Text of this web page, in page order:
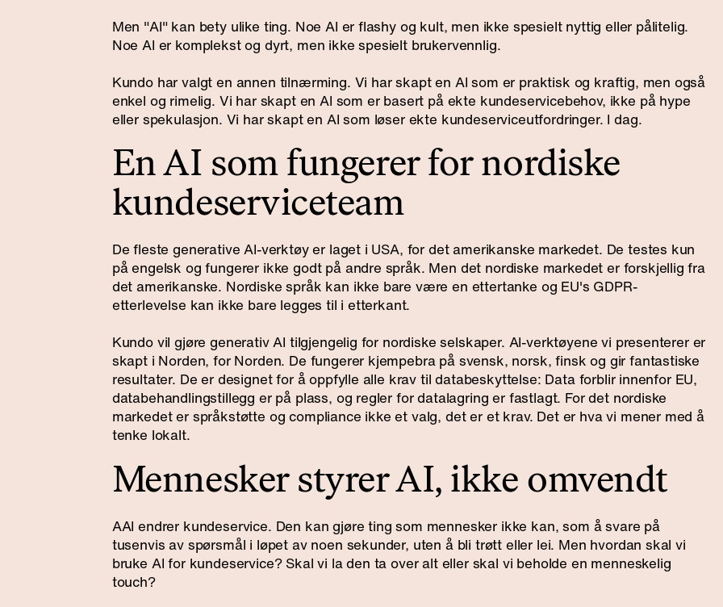
Men "AI" kan bety ulike ting. Noe AI er flashy og kult, men ikke spesielt nyttig eller pålitelig.
Noe AI er komplekst og dyrt, men ikke spesielt brukervennlig.
Kundo har valgt en annen tilnærming. Vi har skapt en AI som er praktisk og kraftig, men også
enkel og rimelig. Vi har skapt en AI som er basert på ekte kundeservicebehov, ikke på hype
eller spekulasjon. Vi har skapt en AI som løser ekte kundeserviceutfordringer. I dag.
En AI som fungerer for nordiske
kundeserviceteam
De fleste generative AI-verktøy er laget i USA, for det amerikanske markedet. De testes kun
på engelsk og fungerer ikke godt på andre språk. Men det nordiske markedet er forskjellig fra
det amerikanske. Nordiske språk kan ikke bare være en ettertanke og EU's GDPR-
etterlevelse kan ikke bare legges til i etterkant.
Kundo vil gjøre generativ AI tilgjengelig for nordiske selskaper. AI-verktøyene vi presenterer er
skapt i Norden, for Norden. De fungerer kjempebra på svensk, norsk, finsk og gir fantastiske
resultater. De er designet for å oppfylle alle krav til databeskyttelse: Data forblir innenfor EU,
databehandlingstillegg er på plass, og regler for datalagring er fastlagt. For det nordiske
markedet er språkstøtte og compliance ikke et valg, det er et krav. Det er hva vi mener med å
tenke lokalt.
Mennesker styrer AI, ikke omvendt
AAI endrer kundeservice. Den kan gjøre ting som mennesker ikke kan, som å svare på
tusenvis av spørsmål i løpet av noen sekunder, uten å bli trøtt eller lei. Men hvordan skal vi
bruke AI for kundeservice? Skal vi la den ta over alt eller skal vi beholde en menneskelig
touch?